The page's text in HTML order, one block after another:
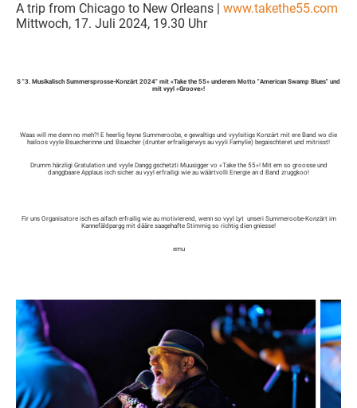
A trip from Chicago to New Orleans | www.takethe55.com
Mittwoch, 17. Juli 2024, 19.30 Uhr
S "3. Musikalisch Summersprosse-Konzärt 2024" mit «Take the 55» underem Motto "American Swamp Blues" und
mit vyyl «Groove»!
Waas will me denn no meh?! E heerlig feyne Summeroobe, e gewaltigs und vyylsitigs Konzärt mit ere Band wo die
hailoos vyyle Bsuecherinne und Bsuecher (drunter erfrailigerwys au vyyli Famylie) begaischteret und mitrisst!
Drumm härzligi Gratulation und vyyle Dangg gschetzti Muusigger vo «Take the 55»! Mit em so groosse und
danggbaare Applaus isch sicher au vyyl erfrailigi wie au wäärtvolli Energie an d Band zruggkoo!
Fir uns Organisatore isch es aifach erfrailig wie au motivierend, wenn so vyyl Lyt unseri Summeroobe-Konzärt im
Kannefäldpargg mit dääre saagehafte Stimmig so richtig dien gniesse!
emu